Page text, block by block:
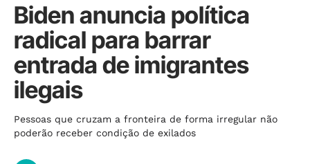
Biden anuncia política
radical para barrar
entrada de imigrantes
ilegais
Pessoas que cruzam a fronteira de forma irregular não
poderão receber condição de exilados